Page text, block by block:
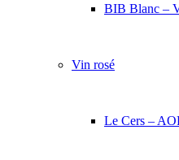
BIB Blanc –
Vin rosé
Le Cers –